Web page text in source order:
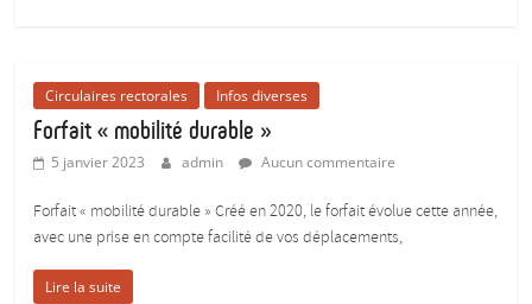
aux
études
Circulaires rectorales Infos diverses
Forfait « mobilité durable »
5 janvier 2023 admin Aucun commentaire
Forfait « mobilité durable » Créé en 2020, le forfait évolue cette année,
avec une prise en compte facilité de vos déplacements,
Lire la suite